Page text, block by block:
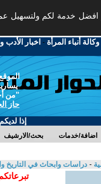
افضل خدمة لكم ولتسهيل
وكالة أنباء المرأة - اخبار الأدب
"من
حاز
إذا
بحث/الارشيف اضافة/خدمات
- دراسات وابحاث في التاريخ